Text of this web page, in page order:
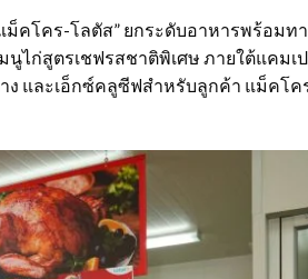
คโคร-โลตัส” ยกระดับอาหารพร้อมท
นูไก่สูตรเชฟรสชาติพิเศษ ภายใต้แคมเ
าง และเอ็กซ์คลูซีฟสำหรับลูกค้า แม็คโ